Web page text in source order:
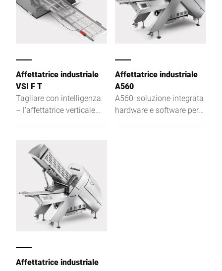
Affettatrice industriale
VSI F T
Tagliare con intelligenza
– l'affettatrice verticale
coniuga precisione e
affettatura a peso target,
come anche una perfetta
integrazione nel processo
produttivo. La soluzione
personalizzata per
maggiore flessibilità e
efficienza.
Affettatrice industriale
A560
A560: soluzione integrata
hardware e software per
Affettatrice industriale